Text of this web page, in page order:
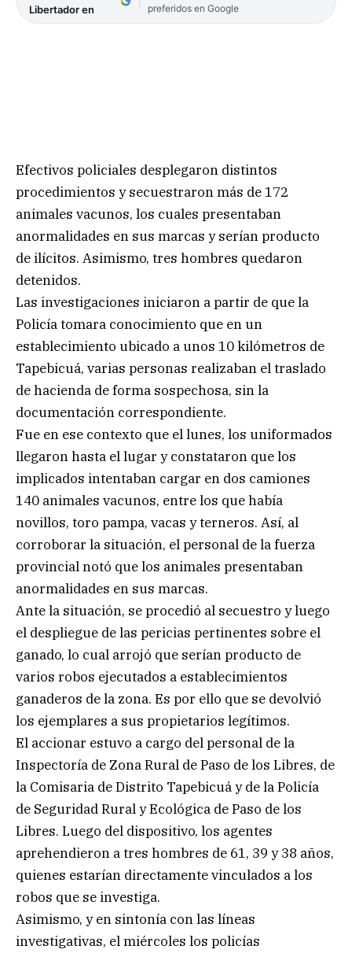
Libertador en
preferidos en Google
Efectivos policiales desplegaron distintos
procedimientos y secuestraron más de 172
animales vacunos, los cuales presentaban
anormalidades en sus marcas y serían producto
de ilícitos. Asimismo, tres hombres quedaron
detenidos.
Las investigaciones iniciaron a partir de que la
Policía tomara conocimiento que en un
establecimiento ubicado a unos 10 kilómetros de
Tapebicuá, varias personas realizaban el traslado
de hacienda de forma sospechosa, sin la
documentación correspondiente.
Fue en ese contexto que el lunes, los uniformados
llegaron hasta el lugar y constataron que los
implicados intentaban cargar en dos camiones
140 animales vacunos, entre los que había
novillos, toro pampa, vacas y terneros. Así, al
corroborar la situación, el personal de la fuerza
provincial notó que los animales presentaban
anormalidades en sus marcas.
Ante la situación, se procedió al secuestro y luego
el despliegue de las pericias pertinentes sobre el
ganado, lo cual arrojó que serían producto de
varios robos ejecutados a establecimientos
ganaderos de la zona. Es por ello que se devolvió
los ejemplares a sus propietarios legítimos.
El accionar estuvo a cargo del personal de la
Inspectoría de Zona Rural de Paso de los Libres, de
la Comisaria de Distrito Tapebicuá y de la Policía
de Seguridad Rural y Ecológica de Paso de los
Libres. Luego del dispositivo, los agentes
aprehendieron a tres hombres de 61, 39 y 38 años,
quienes estarían directamente vinculados a los
robos que se investiga.
Asimismo, y en sintonía con las líneas
investigativas, el miércoles los policías